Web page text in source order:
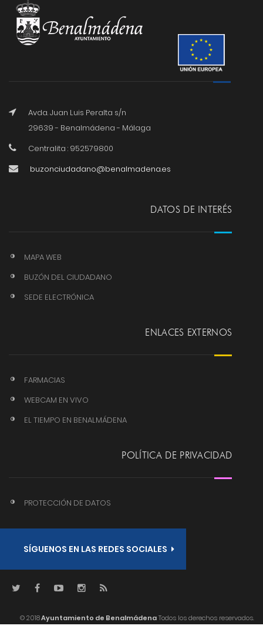
Avda. Juan Luis Peralta s/n
29639 - Benalmádena - Málaga
Centralita : 952579800
buzonciudadano@benalmadena.es
DATOS DE INTERÉS
MAPA WEB
BUZÓN DEL CIUDADANO
SEDE ELECTRÓNICA
ENLACES EXTERNOS
FARMACIAS
WEBCAM EN VIVO
EL TIEMPO EN BENALMÁDENA
POLÍTICA DE PRIVACIDAD
PROTECCIÓN DE DATOS
SÍGUENOS EN LAS REDES SOCIALES
© 2018Ayuntamiento de BenalmádenaTodos los derechos reservados.